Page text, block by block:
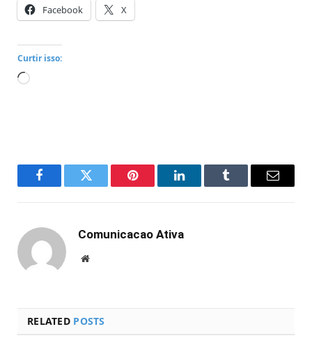
Facebook X
Curtir isso:
Carregando...
FacebookTwitter Pinterest LinkedInTumblr Email
Comunicacao Ativa
Website
RELATED POSTS